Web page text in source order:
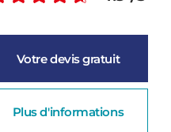
Votre devis gratuit
Plus d'informations